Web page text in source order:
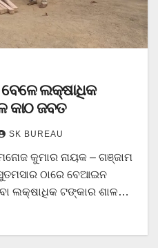
ବେଳେ ଲକ୍ଷାଧିକ
କାଠ ଜବତ
SK BUREAU
କୁମାର ନାୟକ – ଗଞ୍ଜାମ
ଠାରେ ବେଆଇନ
ଲକ୍ଷାଧିକ ଟଙ୍କାର ଶାଳ…